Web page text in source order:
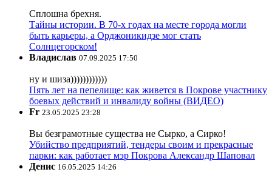
Сплошна брехня.
Тайны истории. В 70-х годах на месте города могли
быть карьеры, а Орджоникидзе мог стать
Солнцегорском!
Владислав 07.09.2025 17:50
ну и шиза))))))))))))
Пять лет на пепелище: как живется в Покрове участнику
боевых действий и инвалиду войны (ВИДЕО)
Fr 23.05.2025 23:28
Вы безграмотные существа не Сырко, а Сирко!
Убийство предприятий, тендеры своим и прекрасные
парки: как работает мэр Покрова Александр Шаповал
Денис 16.05.2025 14:26